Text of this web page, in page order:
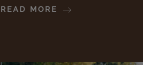
READ MORE